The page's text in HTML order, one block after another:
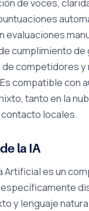
evaluaciones
cumplimiento de
competidores y
compatible con
tanto en la
locales.
la IA
Artificial es un
y lenguaje